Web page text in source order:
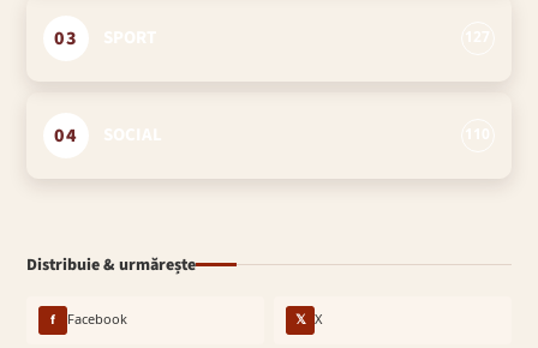
03
04
Distribuie & urmărește
f Facebook 𝕏 X